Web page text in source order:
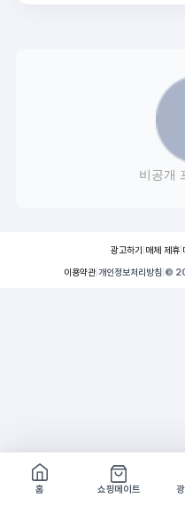
비공개
광고하기 매체 제휴
이용약관 개인정보처리방침 ©
홈
쇼핑메이트